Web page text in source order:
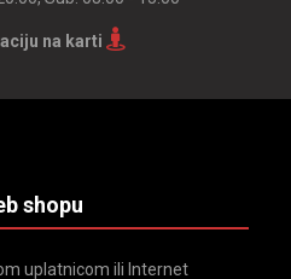
na karti
shopu
uplatnicom ili Internet